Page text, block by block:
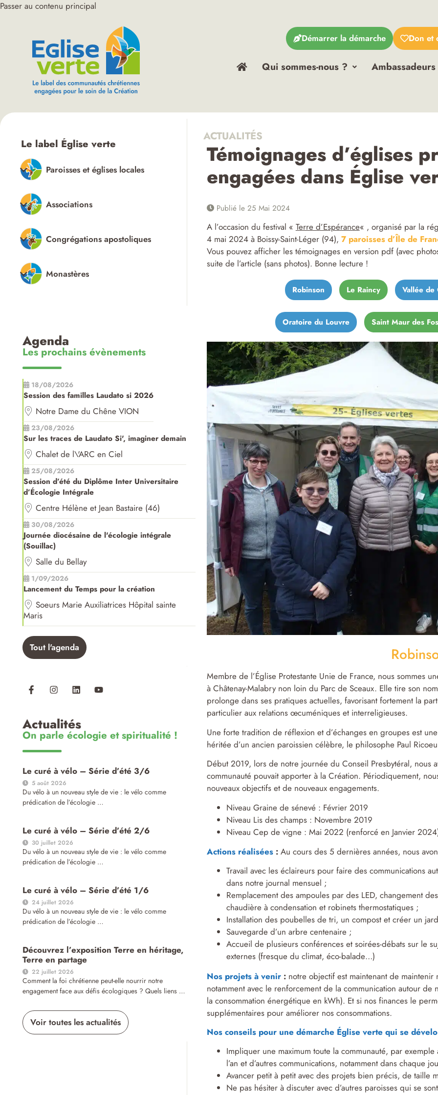
Passer au contenu principal
Démarrer la démarche Don et
Qui sommes-nous ? Ambassadeurs
Le label Église verte
Paroisses et églises locales
Associations
Congrégations apostoliques
Monastères
Agenda
Les prochains évènements
18/08/2026
Session des familles Laudato si 2026
Notre Dame du Chêne VION
23/08/2026
Sur les traces de Laudato Si', imaginer demain
Chalet de l\'ARC en Ciel
25/08/2026
Session d’été du Diplôme Inter Universitaire
d’Écologie Intégrale
Centre Hélène et Jean Bastaire (46)
30/08/2026
Journée diocésaine de l'écologie intégrale
(Souillac)
Salle du Bellay
1/09/2026
Lancement du Temps pour la création
Soeurs Marie Auxiliatrices Hôpital sainte
Maris
Tout l'agenda
Actualités
On parle écologie et spiritualité !
Le curé à vélo – Série d’été 3/6
5 août 2026
Du vélo à un nouveau style de vie : le vélo comme
prédication de l’écologie …
Le curé à vélo – Série d’été 2/6
30 juillet 2026
Du vélo à un nouveau style de vie : le vélo comme
prédication de l’écologie …
Le curé à vélo – Série d’été 1/6
24 juillet 2026
Du vélo à un nouveau style de vie : le vélo comme
prédication de l’écologie …
Découvrez l’exposition Terre en héritage,
Terre en partage
22 juillet 2026
Comment la foi chrétienne peut-elle nourrir notre
engagement face aux défis écologiques ? Quels liens …
Voir toutes les actualités
ACTUALITÉS
Témoignages d’églises
engagées dans Église
Publié le 25 Mai 2024
A l’occasion du festival « Terre d’Espérance« , organisé par la
4 mai 2024 à Boissy-Saint-Léger (94), 7 paroisses d’Île de
Vous pouvez afficher les témoignages en version pdf (avec
suite de l’article (sans photos). Bonne lecture !
Robinson Le Raincy Vallée de
Oratoire du Louvre Saint Maur des
Membre de l’Église Protestante Unie de France, nous sommes
à Châtenay-Malabry non loin du Parc de Sceaux. Elle tire son
prolonge dans ses pratiques actuelles, favorisant fortement la
particulier aux relations œcuméniques et interreligieuses.
Une forte tradition de réflexion et d’échanges en groupes est
héritée d’un ancien paroissien célèbre, le philosophe Paul
Début 2019, lors de notre journée du Conseil Presbytéral, nous
communauté pouvait apporter à la Création. Périodiquement,
nouveaux objectifs et de nouveaux engagements.
Niveau Graine de sénevé : Février 2019
Niveau Lis des champs : Novembre 2019
Niveau Cep de vigne : Mai 2022 (renforcé en Janvier
Actions réalisées:Au cours des 5 dernières années, nous
Travail avec les éclaireurs pour faire des communications
dans notre journal mensuel ;
Remplacement des ampoules par des LED, changement
chaudière à condensation et robinets thermostatiques ;
Installation des poubelles de tri, un compost et créer un
Sauvegarde d’un arbre centenaire ;
Accueil de plusieurs conférences et soirées-débats sur le
externes (fresque du climat, éco-balade…)
Nos projets à venir: notre objectif est maintenant de
notamment avec le renforcement de la communication autour
la consommation énergétique en kWh). Et si nos finances le
supplémentaires pour améliorer nos consommations.
Nos conseils pour une démarche Église verte qui se
Impliquer une maximum toute la communauté, par
l’an et d’autres communications, notamment dans chaque
Avancer petit à petit avec des projets bien précis, de taille
Ne pas hésiter à discuter avec d’autres paroisses qui se